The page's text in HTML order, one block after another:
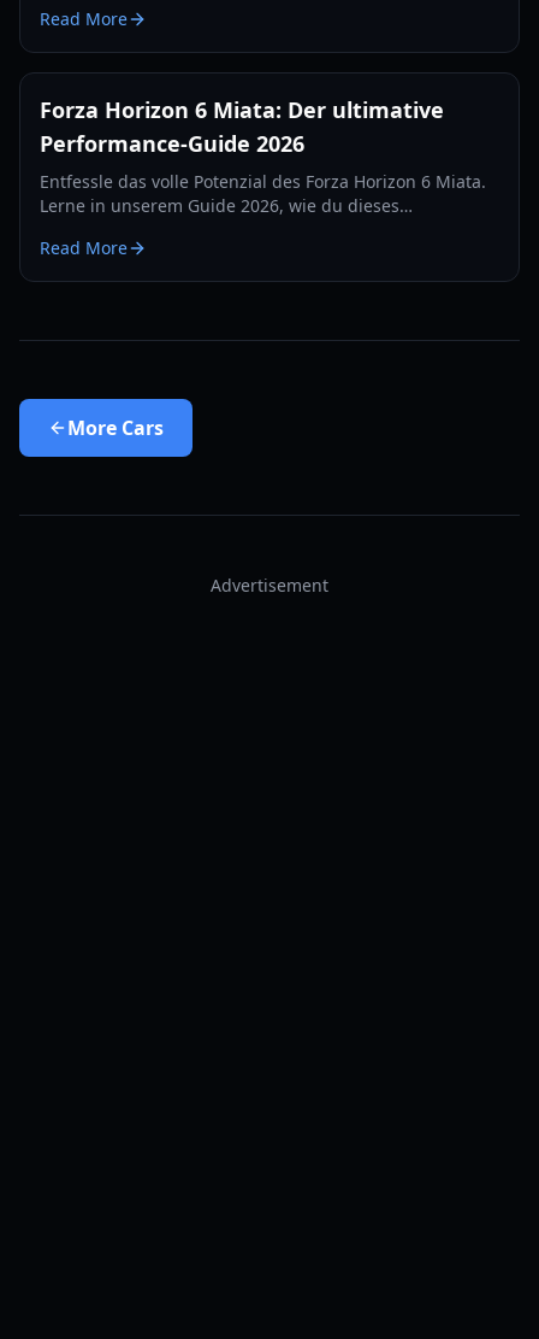
Read More
Forza Horizon 6 Miata: Der ultimative
Performance-Guide 2026
Entfessle das volle Potenzial des Forza Horizon 6 Miata.
Lerne in unserem Guide 2026, wie du dieses
Drift tunst.
Read More
More Cars
Advertisement